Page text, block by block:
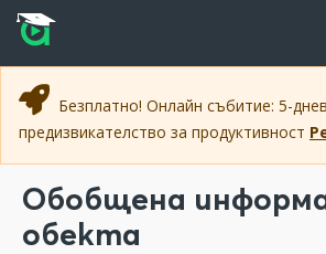
Прескочи към основното съдържание
Прескочи към навигацията
Безплатно! Онлайн събитие: 5-
предизвикателство за продуктивност
Обобщена
обекта